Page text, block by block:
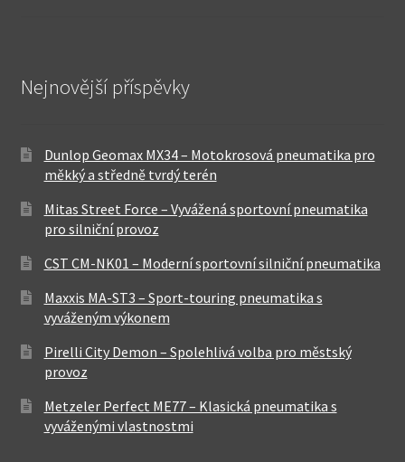
Nejnovější příspěvky
Dunlop Geomax MX34 – Motokrosová pneumatika pro
měkký a středně tvrdý terén
Mitas Street Force – Vyvážená sportovní pneumatika
pro silniční provoz
CST CM-NK01 – Moderní sportovní silniční pneumatika
Maxxis MA-ST3 – Sport-touring pneumatika s
vyváženým výkonem
Pirelli City Demon – Spolehlivá volba pro městský
provoz
Metzeler Perfect ME77 – Klasická pneumatika s
vyváženými vlastnostmi